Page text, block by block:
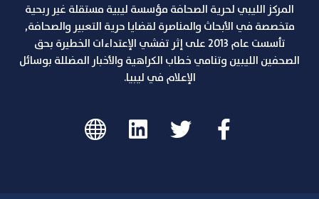
المركز الليبي لحرية الصحافة مؤسسة ليبية مستقلة غير ربحية
متخصصة في الأبحاث والمناصرة لقضايا حرية التعبير والصحافة,
تأسست عام 2013 على إثر تفشي الإعتداءات الخطيرة بحق
الصحفين الليبين وتنامي خطاب الكراهية والأخبار المضللة بوسائل
الإعلام في ليبيا.